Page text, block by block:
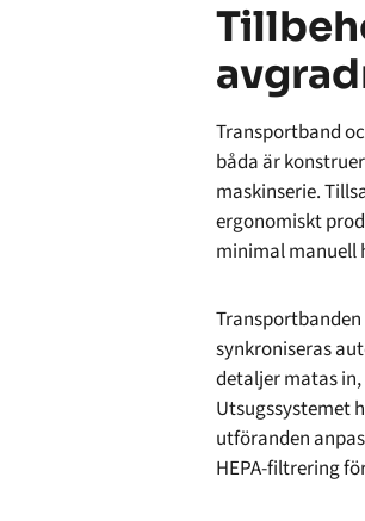
Transportband
båda är
maskinserie.
ergonomiskt
minimal manuell
synkroniseras
detaljer matas
Utsugssystemet
utföranden
HEPA-filtrering